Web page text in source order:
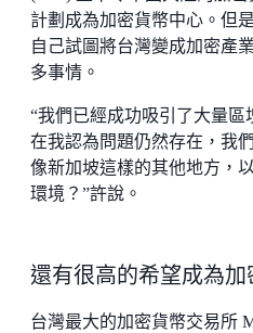
計劃成為加密貨幣中心。但
自己試圖將台灣變成加密產
多事情。
“我們已經成功吸引了大量
在我認為問題仍然存在，我
像新加坡這樣的其他地方，
環境？”許說。
還有很高的希望成為加
台灣最大的加密貨幣交易所